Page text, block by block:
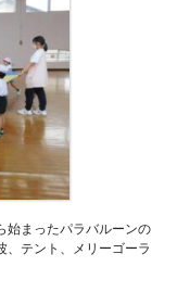
まったパラバルーンの
、テント、メリーゴーラ